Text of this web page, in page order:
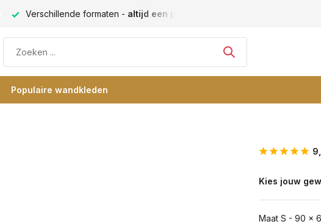
Verschillende formaten - altijd een passende maat
Populaire wandkleden
Kies jouw
Maat S - 90 x